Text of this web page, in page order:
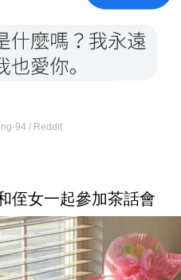
94 / Reddit
侄女一起參加茶話會